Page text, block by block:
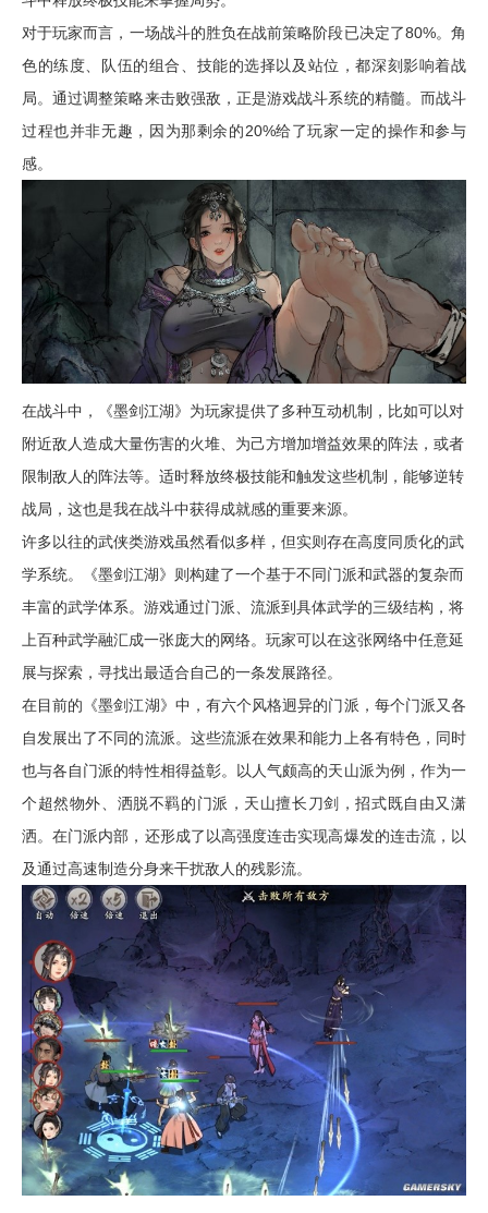
对于玩家而言，一场战斗的胜负在战前策略阶段已决定了80%。角
色的练度、队伍的组合、技能的选择以及站位，都深刻影响着战
局。通过调整策略来击败强敌，正是游戏战斗系统的精髓。而战斗
过程也并非无趣，因为那剩余的20%给了玩家一定的操作和参与
感。
在战斗中，《墨剑江湖》为玩家提供了多种互动机制，比如可以对
附近敌人造成大量伤害的火堆、为己方增加增益效果的阵法，或者
限制敌人的阵法等。适时释放终极技能和触发这些机制，能够逆转
战局，这也是我在战斗中获得成就感的重要来源。
许多以往的武侠类游戏虽然看似多样，但实则存在高度同质化的武
学系统。《墨剑江湖》则构建了一个基于不同门派和武器的复杂而
丰富的武学体系。游戏通过门派、流派到具体武学的三级结构，将
上百种武学融汇成一张庞大的网络。玩家可以在这张网络中任意延
展与探索，寻找出最适合自己的一条发展路径。
在目前的《墨剑江湖》中，有六个风格迥异的门派，每个门派又各
自发展出了不同的流派。这些流派在效果和能力上各有特色，同时
也与各自门派的特性相得益彰。以人气颇高的天山派为例，作为一
个超然物外、洒脱不羁的门派，天山擅长刀剑，招式既自由又潇
洒。在门派内部，还形成了以高强度连击实现高爆发的连击流，以
及通过高速制造分身来干扰敌人的残影流。